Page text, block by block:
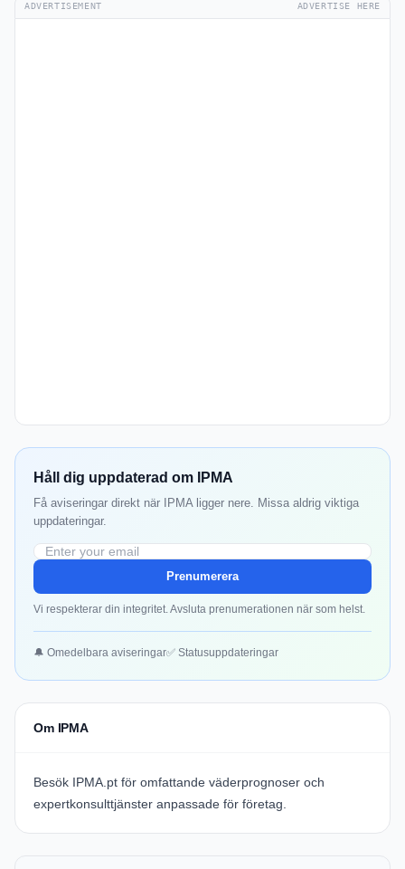
ADVERTISEMENT ADVERTISE HERE
Håll dig uppdaterad om IPMA
Få aviseringar direkt när IPMA ligger nere. Missa aldrig viktiga
uppdateringar.
Prenumerera
Vi respekterar din integritet. Avsluta prenumerationen när som helst.
🔔 Omedelbara aviseringar✅ Statusuppdateringar
Om IPMA
Besök IPMA.pt för omfattande väderprognoser och
expertkonsulttjänster anpassade för företag.